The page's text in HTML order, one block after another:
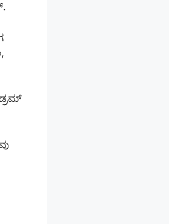
ಡ್ರಮ್